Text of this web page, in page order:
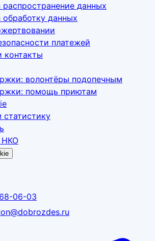
распространение данных
обработку данных
платежей
контакты
волонтёры подопечным
помощь приютам
статистику
НКО
06-03